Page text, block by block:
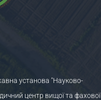
установа "Науково-
центр вищої та фахової